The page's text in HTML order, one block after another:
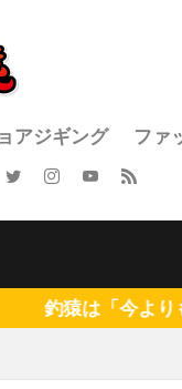
アジギング ファ
っと釣りを楽し